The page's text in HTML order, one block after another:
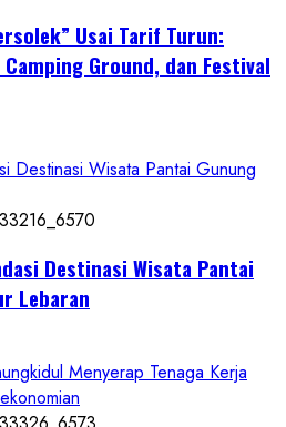
Usai Tarif Turun:
Ground, dan Festival
Destinasi Wisata Pantai Gunung
Destinasi Wisata Pantai
Lebaran
Menyerap Tenaga Kerja